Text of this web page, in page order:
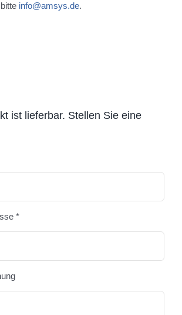
info@amsys.de.
ist lieferbar. Stellen Sie eine
*